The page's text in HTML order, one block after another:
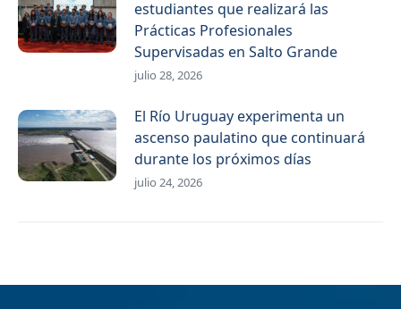
estudiantes que realizará las
Prácticas Profesionales
Supervisadas en Salto Grande
julio 28, 2026
El Río Uruguay experimenta un
ascenso paulatino que continuará
durante los próximos días
julio 24, 2026